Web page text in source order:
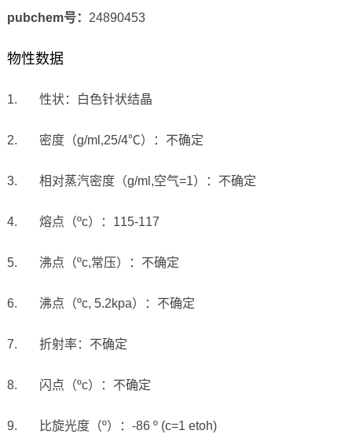
pubchem号： 24890453
物性数据
1. 性状：白色针状结晶
2. 密度（g/ml,25/4℃）：不确定
3. 相对蒸汽密度（g/ml,空气=1）：不确定
4. 熔点（ºc）：115-117
5. 沸点（ºc,常压）：不确定
6. 沸点（ºc, 5.2kpa）：不确定
7. 折射率：不确定
8. 闪点（ºc）：不确定
9. 比旋光度（º）：-86 º (c=1 etoh)